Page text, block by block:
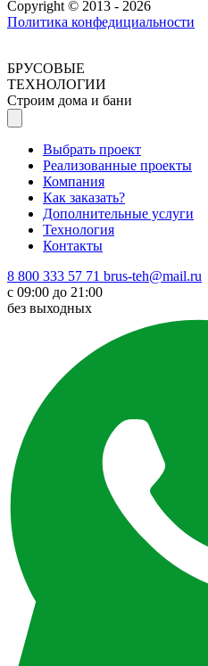
Copyright © 2013 - 2026
Политика конфедициальности
БРУСОВЫЕ
ТЕХНОЛОГИИ
Строим дома и бани
Выбрать проект
Реализованные проекты
Компания
Как заказать?
Дополнительные услуги
Технология
Контакты
8 800 333 57 71 brus-teh@mail.ru
с 09:00 до 21:00
без выходных